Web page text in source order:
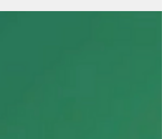
Construção. Nunca foi tão fácil...